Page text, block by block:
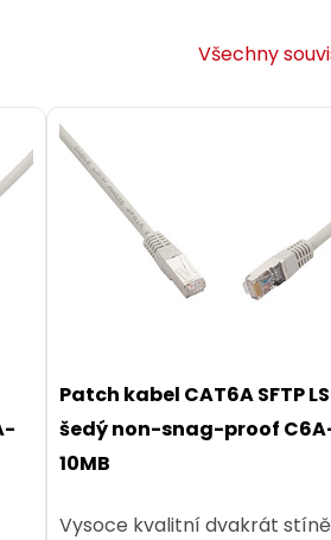
Všechny
Patch kabel CAT6A SFTP
šedý non-snag-proof
10MB
Vysoce kvalitní dvakrát